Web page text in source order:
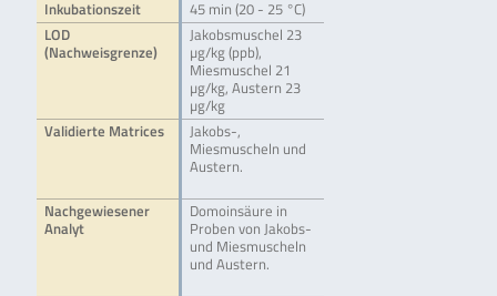
Inkubationszeit
45 min (20 - 25 °C)
LOD
(Nachweisgrenze)
Jakobsmuschel 23
µg/kg (ppb),
Miesmuschel 21
µg/kg, Austern 23
µg/kg
Validierte Matrices
Jakobs-,
Miesmuscheln und
Austern.
Nachgewiesener
Analyt
Domoinsäure in
Proben von Jakobs-
und Miesmuscheln
und Austern.